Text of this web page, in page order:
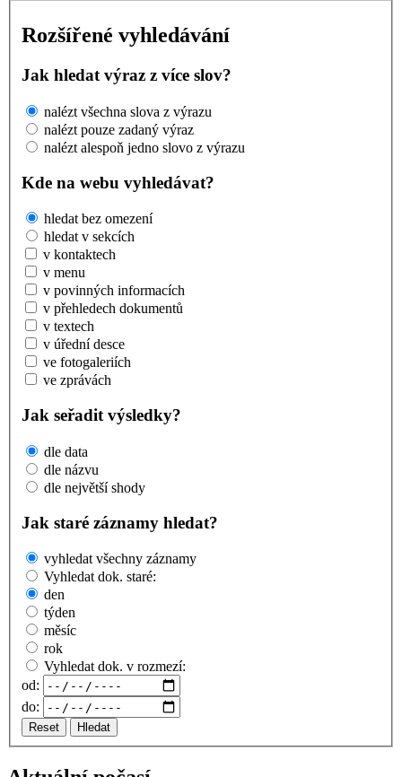
Rozšířené vyhledávání
Jak hledat výraz z více slov?
nalézt všechna slova z výrazu
nalézt pouze zadaný výraz
nalézt alespoň jedno slovo z výrazu
Kde na webu vyhledávat?
hledat bez omezení
hledat v sekcích
v kontaktech
v menu
v povinných informacích
v přehledech dokumentů
v textech
v úřední desce
ve fotogaleriích
ve zprávách
Jak seřadit výsledky?
dle data
dle názvu
dle největší shody
Jak staré záznamy hledat?
vyhledat všechny záznamy
Vyhledat dok. staré:
den
týden
měsíc
rok
Vyhledat dok. v rozmezí:
od:
do:
Reset Hledat